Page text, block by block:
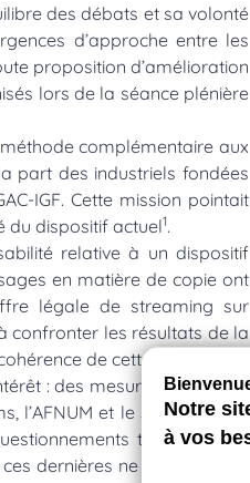
des débats et sa volonté
d’approche entre les
proposition d’amélioration
lors de la séance plénière
complémentaire aux
part des industriels fondées
IGF. Cette mission pointait
du dispositif actuel1.
relative à un dispositif
en matière de copie ont
légale de streaming sur
confronter les résultats de la
de cette méthode.
: des mesures ouvrant la
l’AFNUM et le SECIMAVI ont
techniques et
dernières ne puissent être